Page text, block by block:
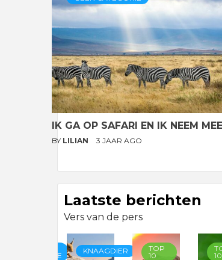
IK GA OP SAFARI EN IK NEEM
BY LILIAN 3 JAAR AGO
Laatste berichten
Vers van de pers
CATEGORIE
KNAAGDIER
TOP
10
10